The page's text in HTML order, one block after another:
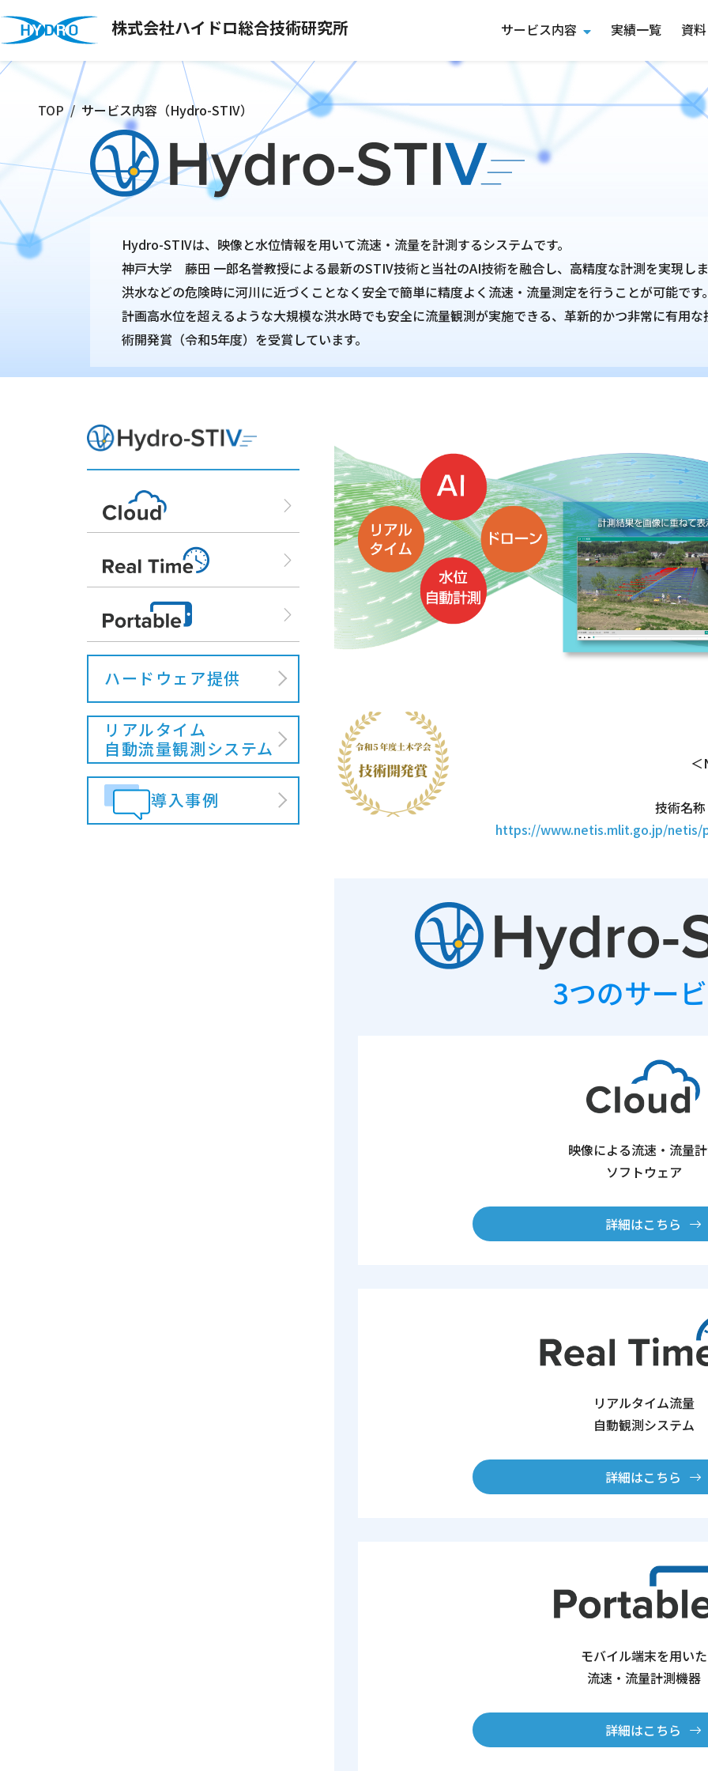
株式会社ハイドロ総合技術研究所 サービス内容 実績一覧 資料
TOP サービス内容（Hydro-STIV）
Hydro-STIVは、映像と水位情報を用いて流速・流量を計測するシステムです。
神戸大学 藤田 一郎名誉教授による最新のSTIV技術と当社のAI技術を融合し、高精度な計測を実現し
洪水などの危険時に河川に近づくことなく安全で簡単に精度よく流速・流量測定を行うことが可能です
計画高水位を超えるような大規模な洪水時でも安全に流量観測が実施できる、革新的かつ非常に有用
術開発賞（令和5年度）を受賞しています。
Hydro-STIV Cloud
Hydro-STIV Real Time
Hydro-STIV Portable
ハードウェア提供
リアルタイム
自動流量観測システム
導入事例
技術名
https://www.netis.mlit.go.jp/netis/
3つのサー
映像による流速・流量
ソフトウェア
詳細はこちら
リアルタイム流量
自動観測システム
詳細はこちら
モバイル端末を用いた
流速・流量計測機器
詳細はこちら